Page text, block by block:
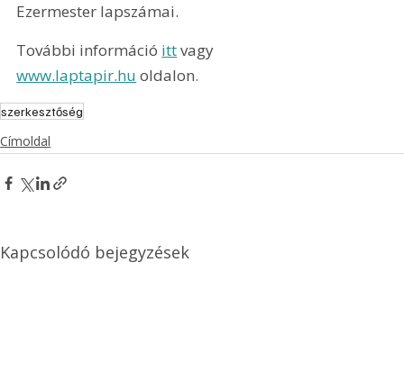
Ezermester lapszámai.
További információ itt vagy
www.laptapir.hu oldalon.
szerkesztőség
Címoldal
Kapcsolódó bejegyzések